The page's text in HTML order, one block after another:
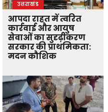
उत्तराखंड
आपदा राहत में त्वरित
कार्रवाई और आयुष
सेवाओं का सुदृढ़ीकरण
सरकार की प्राथमिकता:
मदन कौशिक